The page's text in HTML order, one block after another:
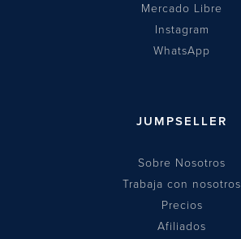
Mercado Libre
Instagram
WhatsApp
JUMPSELLER
Sobre Nosotros
Trabaja con nosotros
Precios
Afiliados